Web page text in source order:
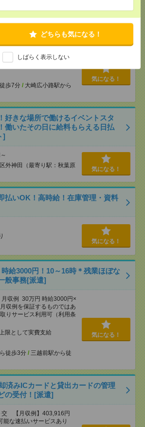
どちらも気になる！
しばらく表示しない
集！10月開始／新会社設立！デジタ
ポ[派遣]
収例 272,460円
歩7分 / 大崎広小路駅から
気になる！
好きな場所で働けるイベントスタ
働いたその日に給料もらえる日払
]
外神田（最寄り駅：秋葉原
気になる！
払いOK！高時給！在庫管理・資料
気になる！
時給3000円！10～16時＊残業ほぼな
般事務[派遣]
収例 30万円 時給3000円×
収例を保証するものではあ
りサービス利用可（利用条
限として実費支給
徒歩3分 / 三越前駅から徒
気になる！
済みICカードと貸出カードの管理
の受付！[派遣]
交 【月収例】403,916円
な速払いサービスあり